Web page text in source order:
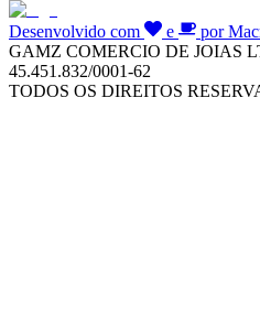
Desenvolvido com e
por
GAMZ COMERCIO DE JOIAS
45.451.832/0001-62
TODOS OS DIREITOS